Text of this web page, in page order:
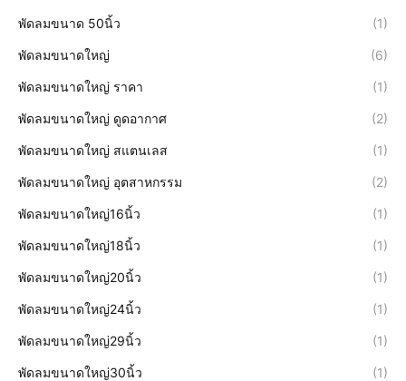
พัดลมขนาด 50นิ้ว (1)
พัดลมขนาดใหญ่ (6)
พัดลมขนาดใหญ่ ราคา (1)
พัดลมขนาดใหญ่ ดูดอากาศ (2)
พัดลมขนาดใหญ่ สแตนเลส (1)
พัดลมขนาดใหญ่ อุตสาหกรรม (2)
พัดลมขนาดใหญ่16นิ้ว (1)
พัดลมขนาดใหญ่18นิ้ว (1)
พัดลมขนาดใหญ่20นิ้ว (1)
พัดลมขนาดใหญ่24นิ้ว (1)
พัดลมขนาดใหญ่29นิ้ว (1)
พัดลมขนาดใหญ่30นิ้ว (1)